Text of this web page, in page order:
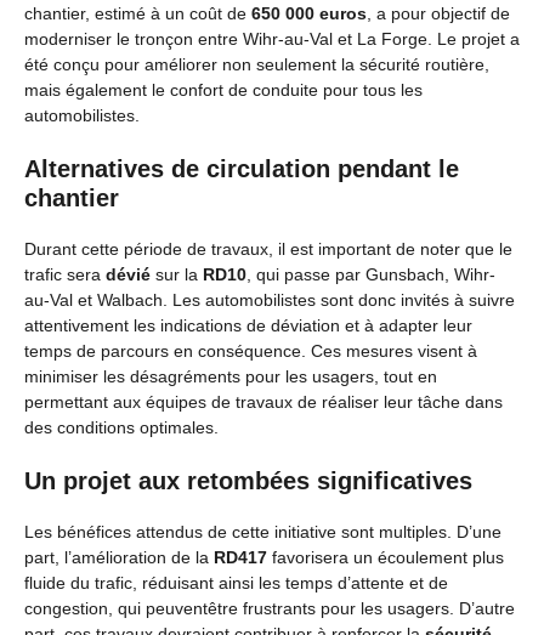
chantier, estimé à un coût de 650 000 euros, a pour objectif de
moderniser le tronçon entre Wihr-au-Val et La Forge. Le projet a
été conçu pour améliorer non seulement la sécurité routière,
mais également le confort de conduite pour tous les
automobilistes.
Alternatives de circulation pendant le
chantier
Durant cette période de travaux, il est important de noter que le
trafic sera dévié sur la RD10, qui passe par Gunsbach, Wihr-
au-Val et Walbach. Les automobilistes sont donc invités à suivre
attentivement les indications de déviation et à adapter leur
temps de parcours en conséquence. Ces mesures visent à
minimiser les désagréments pour les usagers, tout en
permettant aux équipes de travaux de réaliser leur tâche dans
des conditions optimales.
Un projet aux retombées significatives
Les bénéfices attendus de cette initiative sont multiples. D’une
part, l’amélioration de la RD417 favorisera un écoulement plus
fluide du trafic, réduisant ainsi les temps d’attente et de
congestion, qui peuventêtre frustrants pour les usagers. D’autre